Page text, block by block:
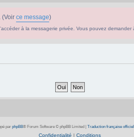
. (Voir ce message)
à la messagerie privée. Vous pouvez demander
par phpBB® Forum Software © phpBB Limited Traduction française
Confidentialité | Conditions